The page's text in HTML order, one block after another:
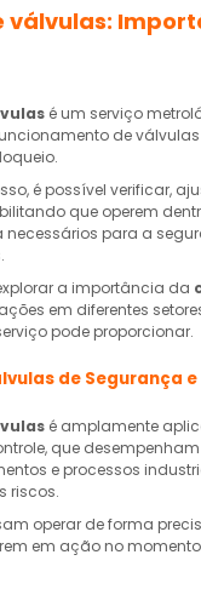
válvulas:
é um serviço
de
é possível verificar,
que operem
necessários para a
a importância da
em diferentes
pode proporcionar.
de Segurança
é amplamente
que
e processos
riscos.
operar de forma
em ação no